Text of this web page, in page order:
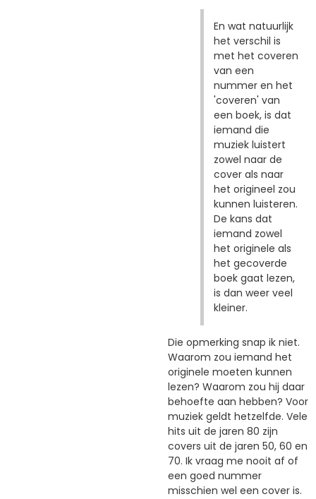
En wat natuurlijk
het verschil is
met het coveren
van een
nummer en het
'coveren' van
een boek, is dat
iemand die
muziek luistert
zowel naar de
cover als naar
het origineel zou
kunnen luisteren.
De kans dat
iemand zowel
het originele als
het gecoverde
boek gaat lezen,
is dan weer veel
kleiner.
Die opmerking snap ik niet.
Waarom zou iemand het
originele moeten kunnen
lezen? Waarom zou hij daar
behoefte aan hebben? Voor
muziek geldt hetzelfde. Vele
hits uit de jaren 80 zijn
covers uit de jaren 50, 60 en
70. Ik vraag me nooit af of
een goed nummer
misschien wel een cover is.